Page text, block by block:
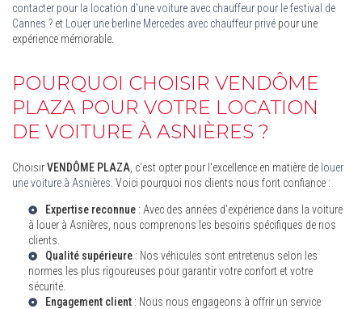
contacter pour la location d'une voiture avec chauffeur pour le festival de
Cannes ? et Louer une berline Mercedes avec chauffeur privé pour une
expérience mémorable.
POURQUOI CHOISIR VENDÔME
PLAZA POUR VOTRE LOCATION
DE VOITURE À ASNIÈRES ?
ChoisirVENDÔME PLAZA , c'est opter pour l'excellence en matière de louer
une voiture à Asnières . Voici pourquoi nos clients nous font confiance :
Expertise reconnue : Avec des années d'expérience dans la voiture
à louer à Asnières , nous comprenons les besoins spécifiques de nos
clients.
Qualité supérieure : Nos véhicules sont entretenus selon les
normes les plus rigoureuses pour garantir votre confort et votre
sécurité.
Engagement client : Nous nous engageons à offrir un service